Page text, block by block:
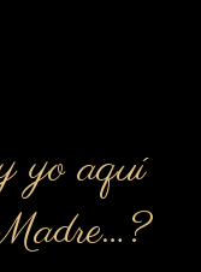
yo aquí